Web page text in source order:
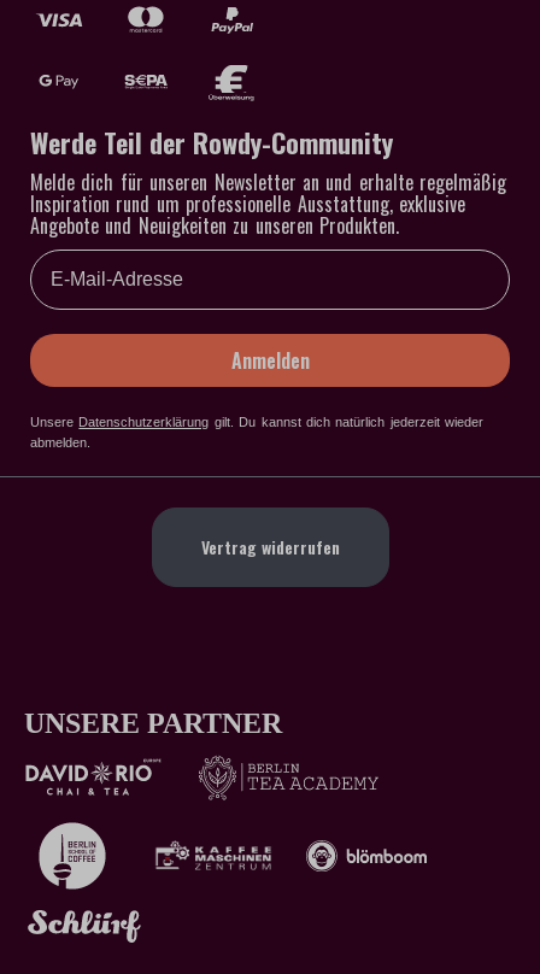
Werde Teil der Rowdy-Community
Melde dich für unseren Newsletter an und erhalte regelmäßig
Inspiration rund um professionelle Ausstattung, exklusive
Angebote und Neuigkeiten zu unseren Produkten.
Email
Anmelden
Unsere Datenschutzerklärung gilt. Du kannst dich natürlich jederzeit wieder
abmelden.
Vertrag widerrufen
UNSERE PARTNER